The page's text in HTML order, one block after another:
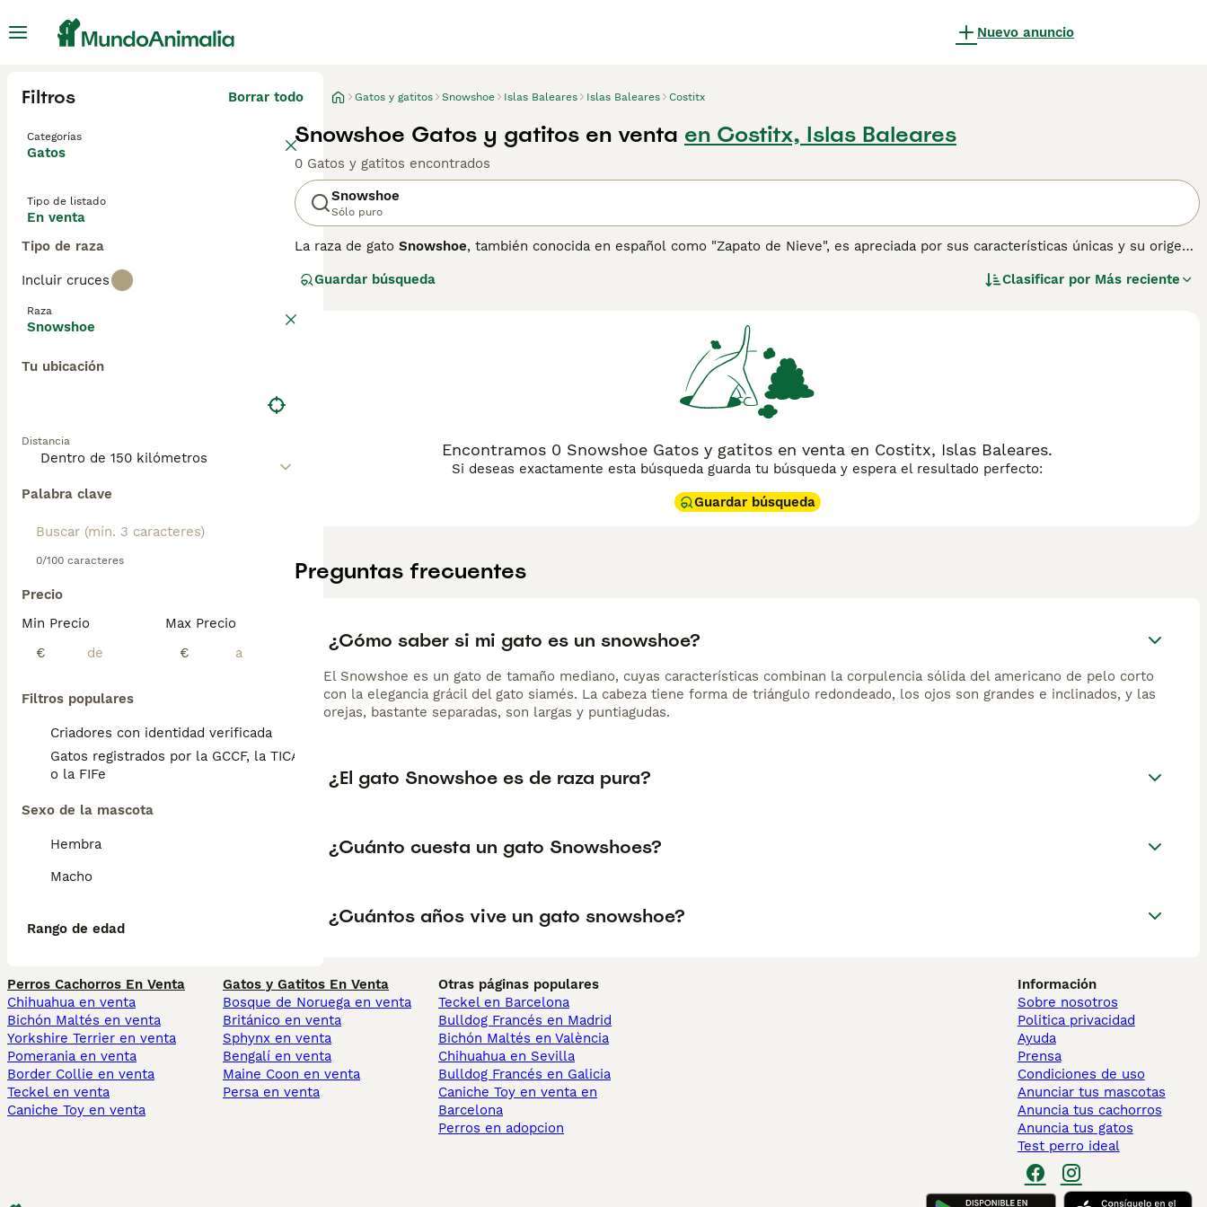
Nuevo anuncio
Filtros Borrar todo
Categorías
Gatos
Tipo de listado
En venta
Tipo de raza
Incluir cruces
Raza
Snowshoe
Tu ubicación
Distancia
Palabra clave
0/100 caracteres
Precio
Min Precio
€
Max Precio
€
Filtros populares
Criadores con identidad verificada
Gatos registrados por la GCCF, la TICA
o la FIFe
Sexo de la mascota
Hembra
Macho
Rango de edad
Gatos y gatitos Snowshoe Islas Baleares Islas Baleares Costitx
Snowshoe Gatos y gatitos en venta en Costitx, Islas Baleares
0 Gatos y gatitos encontrados
Snowshoe
Sólo puro
La raza de gato Snowshoe, también conocida en español como "Zapato de Nieve", es apreciada por sus características únicas y su origen
puntiagudo similar al Siamés. Su temperamento es amable, juguetón y sociable, lo que los hace adecuados para familias y personas que
mantener su salud. En España, es común encontrar búsquedas relacionadas como "gato Snowshoe precio", "comprar gato Snowshoe" y
"gato Snowshoe pelo largo", lo que indica interés en esta raza específica. Si estás pensando en adoptar o comprar un
considera su carácter activo y necesidad de estímulo para un hogar feliz y equilibrado.
Guardar búsqueda Clasificar por Más reciente
Encontramos 0 Snowshoe Gatos y gatitos en venta en Costitx, Islas Baleares.
Si deseas exactamente esta búsqueda guarda tu búsqueda y espera el resultado perfecto:
Guardar búsqueda
Preguntas frecuentes
¿Cómo saber si mi gato es un snowshoe?
El Snowshoe es un gato de tamaño mediano, cuyas características combinan la corpulencia sólida del americano de pelo corto
con la elegancia grácil del gato siamés. La cabeza tiene forma de triángulo redondeado, los ojos son grandes e inclinados, y las
orejas, bastante separadas, son largas y puntiagudas.
¿El gato Snowshoe es de raza pura?
¿Cuánto cuesta un gato Snowshoes?
¿Cuántos años vive un gato snowshoe?
Perros Cachorros En Venta
Chihuahua en venta
Bichón Maltés en venta
Yorkshire Terrier en venta
Pomerania en venta
Border Collie en venta
Teckel en venta
Caniche Toy en venta
Gatos y Gatitos En Venta
Bosque de Noruega en venta
Británico en venta
Sphynx en venta
Bengalí en venta
Maine Coon en venta
Persa en venta
Otras páginas populares
Teckel en Barcelona
Bulldog Francés en Madrid
Bichón Maltés en València
Chihuahua en Sevilla
Bulldog Francés en Galicia
Caniche Toy en venta en
Barcelona
Perros en adopcion
Información
Sobre nosotros
Politica privacidad
Ayuda
Prensa
Condiciones de uso
Anunciar tus mascotas
Anuncia tus cachorros
Anuncia tus gatos
Test perro ideal